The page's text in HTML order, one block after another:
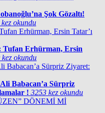
Şok Gözaltı!
okundu
Tufan Erhürman, Ersin
okundu
Babacan’a Sürpriz
! 3253 kez okundu